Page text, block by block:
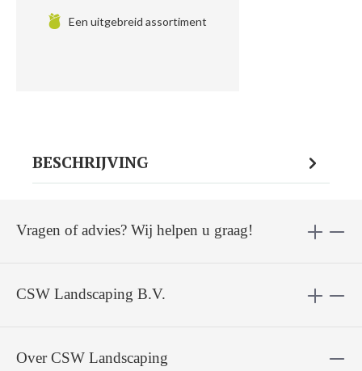
Een uitgebreid assortiment
BESCHRIJVING
CSW Landscaping B.V.
Vragen of advies? Wij helpen u graag!
Over CSW Landscaping